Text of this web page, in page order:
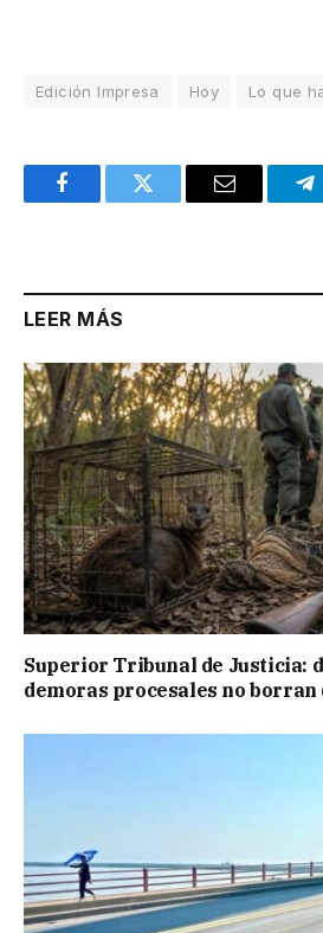
Edición Impresa Hoy Lo que
FacebookTwitter Email
LEER MÁS
Superior Tribunal de Justicia:
demoras procesales no